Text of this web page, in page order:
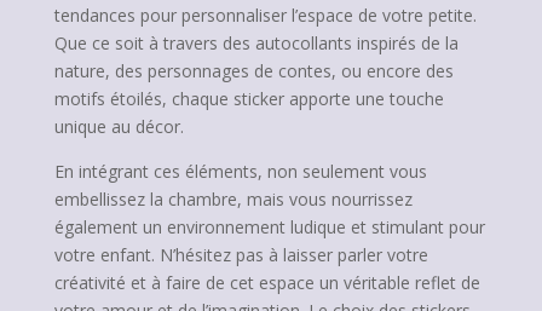
tendances pour personnaliser l’espace de votre petite.
Que ce soit à travers des autocollants inspirés de la
nature, des personnages de contes, ou encore des
motifs étoilés, chaque sticker apporte une touche
unique au décor.
En intégrant ces éléments, non seulement vous
embellissez la chambre, mais vous nourrissez
également un environnement ludique et stimulant pour
votre enfant. N’hésitez pas à laisser parler votre
créativité et à faire de cet espace un véritable reflet de